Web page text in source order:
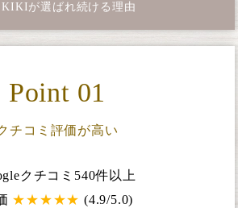
が選ばれ続ける理由
Point 01
チコミ評価が高い
クチコミ540件以上
★★★★★(4.9/5.0)